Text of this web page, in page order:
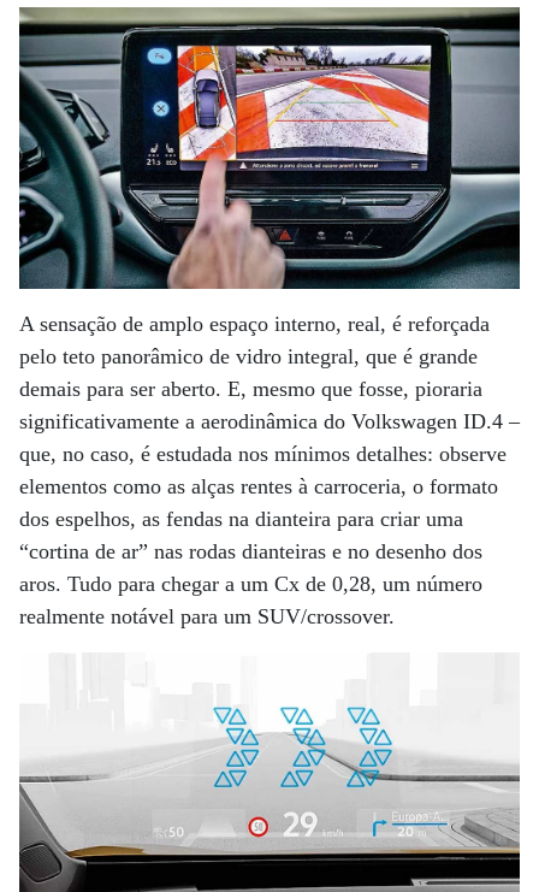
A sensação de amplo espaço interno, real, é reforçada
pelo teto panorâmico de vidro integral, que é grande
demais para ser aberto. E, mesmo que fosse, pioraria
significativamente a aerodinâmica do Volkswagen ID.4 –
que, no caso, é estudada nos mínimos detalhes: observe
elementos como as alças rentes à carroceria, o formato
dos espelhos, as fendas na dianteira para criar uma
“cortina de ar” nas rodas dianteiras e no desenho dos
aros. Tudo para chegar a um Cx de 0,28, um número
realmente notável para um SUV/crossover.